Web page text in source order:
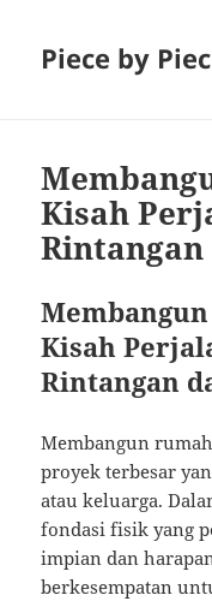
Piece by
Kisah
Kisah
Rintangan
Membangun
proyek terbesar
atau keluarga.
fondasi fisik yang
impian dan
berkesempatan